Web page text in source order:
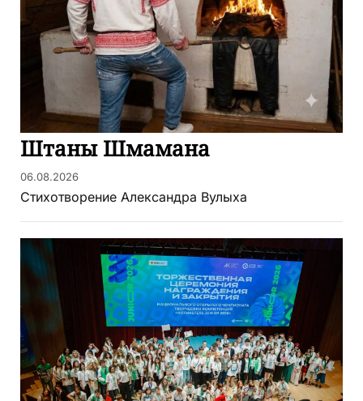
Штаны Шмамана
06.08.2026
Стихотворение Александра Вулыха